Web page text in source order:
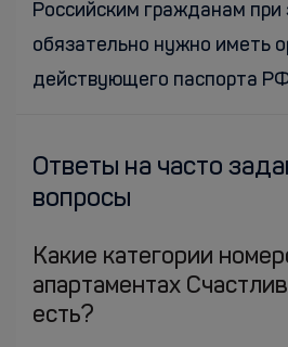
Российским гражданам при
обязательно нужно иметь
действующего паспорта
Ответы на часто
вопросы
Какие категории
апартаментах
есть?